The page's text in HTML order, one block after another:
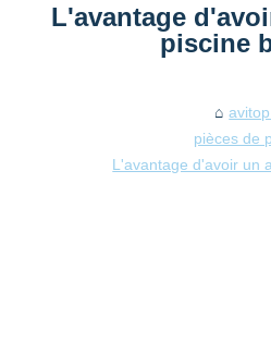
L'avantage
piscine
pièces de
L'avantage d'avoir un